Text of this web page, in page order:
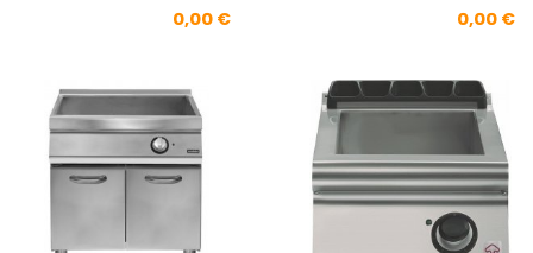
Precio
0,00 € 0,00 €